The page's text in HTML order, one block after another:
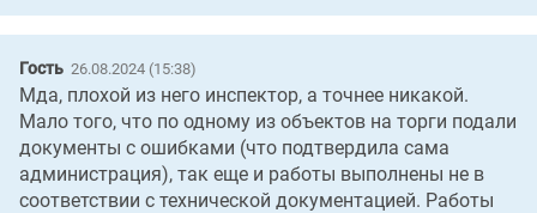
Гость 26.08.2024 (15:38)
Мда, плохой из него инспектор, а точнее никакой.
Мало того, что по одному из объектов на торги подали
документы с ошибками (что подтвердила сама
администрация), так еще и работы выполнены не в
соответствии с технической документацией. Работы